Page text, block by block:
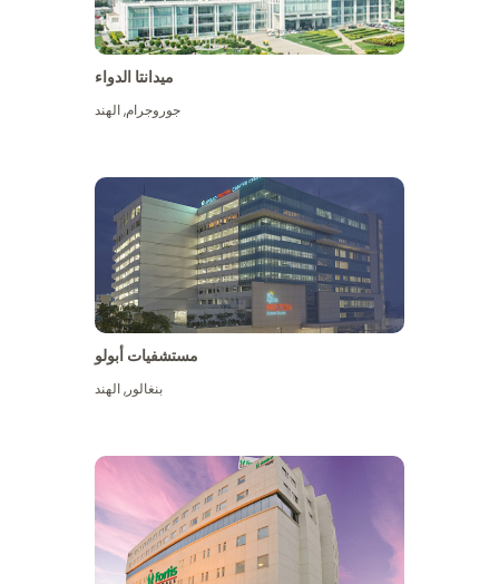
ميدانتا الدواء
جوروجرام,الهند
مستشفيات أبولو
بنغالور,الهند